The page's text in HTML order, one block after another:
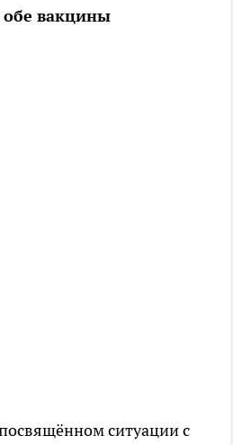
вакцины
ситуации с